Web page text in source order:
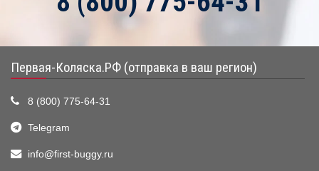
Первая-Коляска.РФ (отправка в ваш регион)
8 (800) 775-64-31
Telegram
info@first-buggy.ru